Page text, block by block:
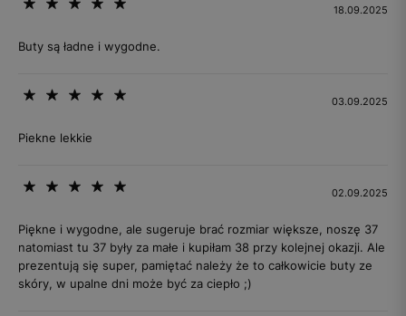
18.09.2025
Buty są ładne i wygodne.
03.09.2025
Piekne lekkie
02.09.2025
Piękne i wygodne, ale sugeruje brać rozmiar większe, noszę 37
natomiast tu 37 były za małe i kupiłam 38 przy kolejnej okazji. Ale
prezentują się super, pamiętać należy że to całkowicie buty ze
skóry, w upalne dni może być za ciepło ;)